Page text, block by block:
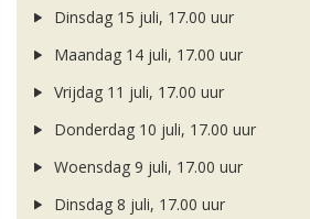
Dinsdag 15 juli, 17.00 uur
Maandag 14 juli, 17.00 uur
Vrijdag 11 juli, 17.00 uur
Donderdag 10 juli, 17.00 uur
Woensdag 9 juli, 17.00 uur
Dinsdag 8 juli, 17.00 uur